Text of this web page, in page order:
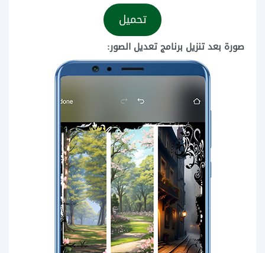
تحميل
صورة بعد تنزيل برنامج تعديل الصور: